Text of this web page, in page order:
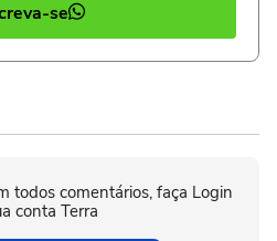
se
todos comentários, faça Login
conta Terra